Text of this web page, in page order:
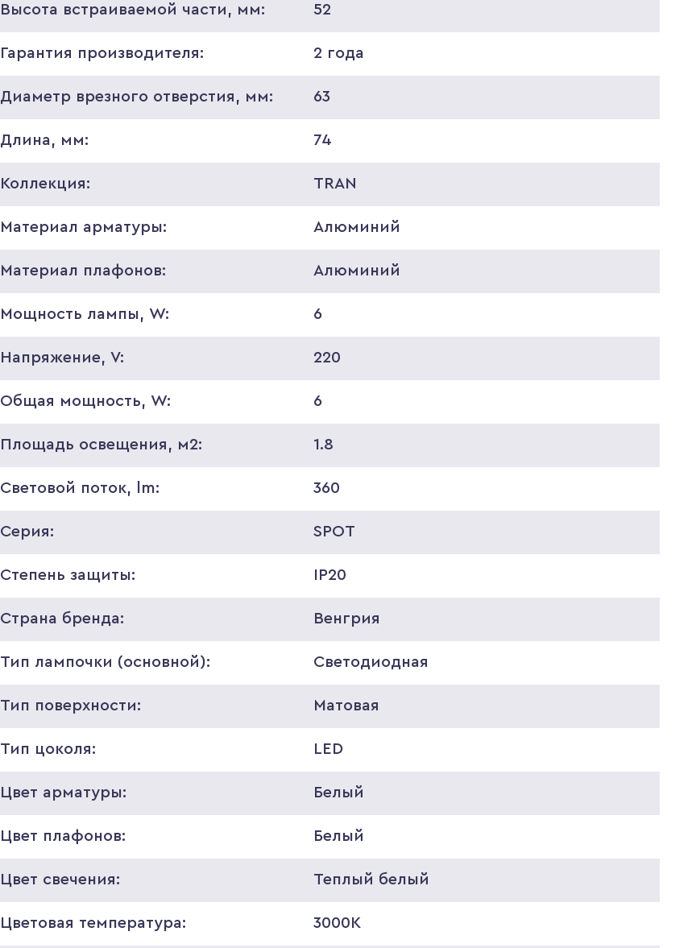
Высота встраиваемой части, мм: 52
Гарантия производителя: 2 года
Диаметр врезного отверстия, мм: 63
Длина, мм: 74
Коллекция: TRAN
Материал арматуры: Алюминий
Материал плафонов: Алюминий
Мощность лампы, W: 6
Напряжение, V: 220
Общая мощность, W: 6
Площадь освещения, м2: 1.8
Световой поток, lm: 360
Серия: SPOT
Степень защиты: IP20
Страна бренда: Венгрия
Тип лампочки (основной): Светодиодная
Тип поверхности: Матовая
Тип цоколя: LED
Цвет арматуры: Белый
Цвет плафонов: Белый
Цвет свечения: Теплый белый
Цветовая температура: 3000K